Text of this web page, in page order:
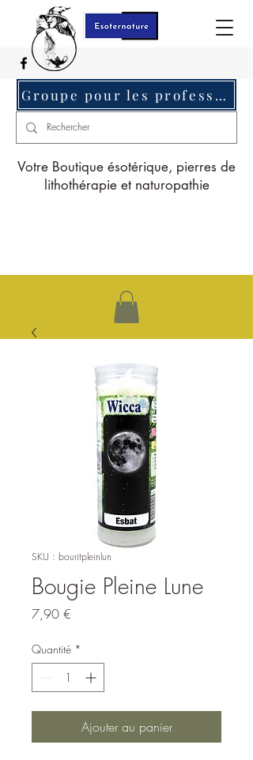
Votre Boutique ésotérique, pierres de
lithothérapie et naturopathie
Groupe pour les professionnels c'est ici
SKU : bouritpleinlun
Bougie Pleine Lune
7,90 €
Quantité *
Ajouter au panier